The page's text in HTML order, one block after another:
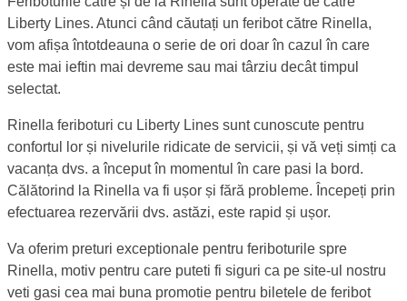
Liberty Lines. Atunci când căutați un feribot către Rinella,
vom afișa întotdeauna o serie de ori doar în cazul în care
este mai ieftin mai devreme sau mai târziu decât timpul
selectat.
Rinella feriboturi cu Liberty Lines sunt cunoscute pentru
confortul lor și nivelurile ridicate de servicii, și vă veți simți ca
vacanța dvs. a început în momentul în care pasi la bord.
Călătorind la Rinella va fi ușor și fără probleme. Începeți prin
efectuarea rezervării dvs. astăzi, este rapid și ușor.
Va oferim preturi exceptionale pentru feriboturile spre
Rinella, motiv pentru care puteti fi siguri ca pe site-ul nostru
veti gasi cea mai buna promotie pentru biletele de feribot